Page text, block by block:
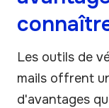
Les outils de
mails offrent
d'avantages